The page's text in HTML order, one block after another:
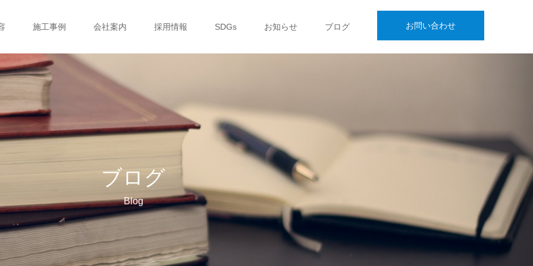
お問い合わせ
施工事例 会社案内 採用情報 SDGs お知らせ ブログ
ブログ
Blog